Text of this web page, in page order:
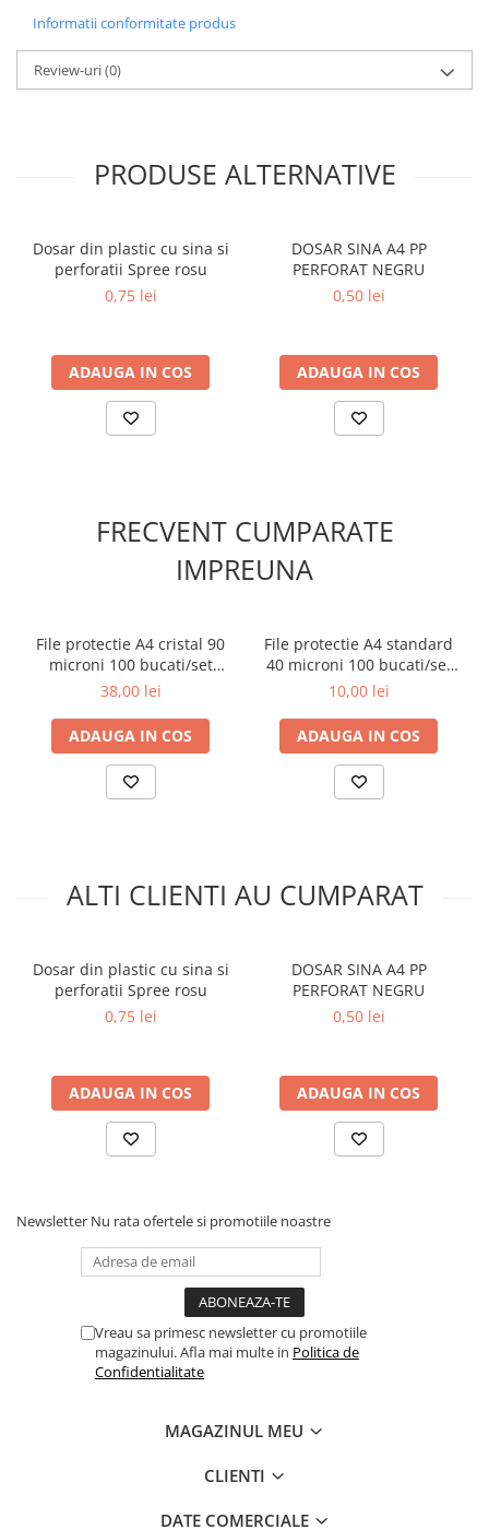
Cutii si containere pentru arhivare
Agrafe, clipsuri, ace si piuneze
Capsatoare si decapsatoare
Capse
Perforatoare
Suporturi verticale pentru
documente
Tus , tusiere si indigo
Ambalare si marcare
Aparate de aplicat preturi
Benzi dublu adezive
Elastice si sfoara
Comunicare
Aparatura pentru birou
Laminatoare
Afisare
Panouri de pluta
Flipchart-uri
Accesorii pentru panouri
Accesorii pentru flipchart
Accesorii IT
Memorii USB
Sapun lichid
Informatii conformitate produs
Review-uri(0)
PRODUSE ALTERNATIVE
Dosar din plastic cu sina si
perforatii Spree rosu
0,75 lei
ADAUGA IN COS
DOSAR SINA A4 PP
PERFORAT NEGRU
0,50 lei
ADAUGA IN COS
FRECVENT CUMPARATE
IMPREUNA
File protectie A4 cristal 90
microni 100 bucati/set
Koobic
38,00 lei
ADAUGA IN COS
File protectie A4 standard
40 microni 100 bucati/set
Koobic
10,00 lei
ADAUGA IN COS
ALTI CLIENTI AU CUMPARAT
Dosar din plastic cu sina si
perforatii Spree rosu
0,75 lei
ADAUGA IN COS
DOSAR SINA A4 PP
PERFORAT NEGRU
0,50 lei
ADAUGA IN COS
Newsletter Nu rata ofertele si promotiile noastre
Vreau sa primesc newsletter cu promotiile
magazinului. Afla mai multe in Politica de
Confidentialitate
MAGAZINUL MEU
CLIENTI
DATE COMERCIALE